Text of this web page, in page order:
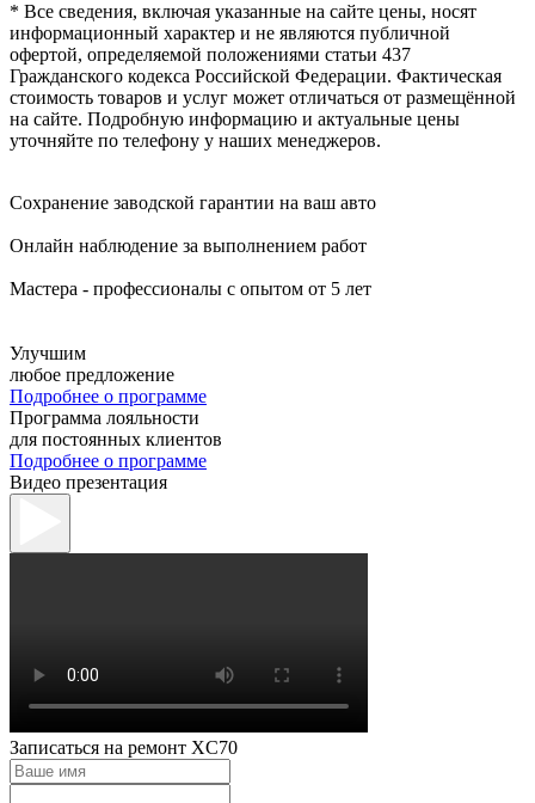
* Все сведения, включая указанные на сайте цены, носят
информационный характер и не являются публичной
офертой, определяемой положениями статьи 437
Гражданского кодекса Российской Федерации. Фактическая
стоимость товаров и услуг может отличаться от размещённой
на сайте. Подробную информацию и актуальные цены
уточняйте по телефону у наших менеджеров.
Сохранение заводской гарантии на ваш авто
Онлайн наблюдение за выполнением работ
Мастера - профессионалы с опытом от 5 лет
Улучшим
любое предложение
Подробнее о программе
Программа лояльности
для постоянных клиентов
Подробнее о программе
Видео презентация
Записаться на ремонт XC70